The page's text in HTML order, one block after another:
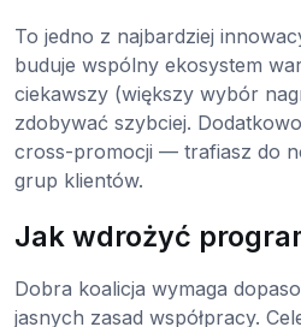
To jedno z najbardziej
buduje wspólny ekosystem
ciekawszy (większy wybór
zdobywać szybciej.
cross-promocji — trafiasz do
grup klientów.
Jak wdrożyć
Dobra koalicja wymaga
jasnych zasad współpracy.